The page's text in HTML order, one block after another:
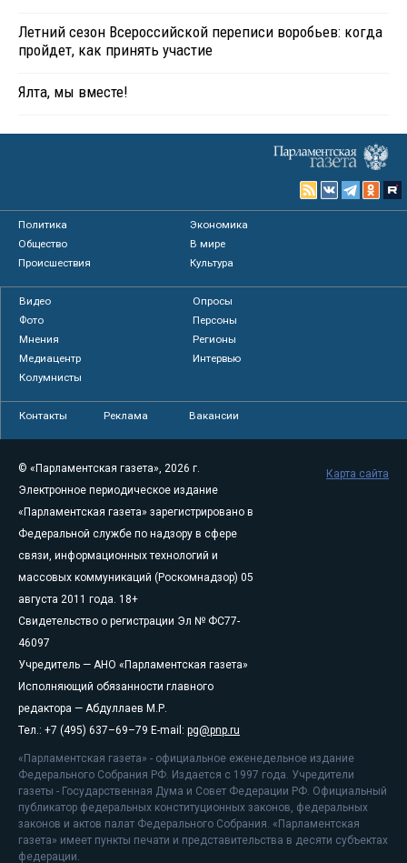
Летний сезон Всероссийской переписи воробьев: когда
пройдет, как принять участие
Ялта, мы вместе!
Политика
Экономика
Общество
В мире
Происшествия
Культура
Видео
Опросы
Фото
Персоны
Мнения
Регионы
Медиацентр
Интервью
Колумнисты
Контакты Реклама Вакансии
© «Парламентская газета», 2026 г.
Электронное периодическое издание
«Парламентская газета» зарегистрировано в
Федеральной службе по надзору в сфере
связи, информационных технологий и
массовых коммуникаций (Роскомнадзор) 05
августа 2011 года. 18+
Свидетельство о регистрации Эл № ФС77-
46097
Учредитель — АНО «Парламентская газета»
Исполняющий обязанности главного
редактора — Абдуллаев М.Р.
Тел.: +7 (495) 637–69–79 E-mail: pg@pnp.ru
«Парламентская газета» - официальное еженедельное издание
Федерального Собрания РФ. Издается с 1997 года. Учредители
газеты - Государственная Дума и Совет Федерации РФ. Официальный
публикатор федеральных конституционных законов, федеральных
законов и актов палат Федерального Собрания. «Парламентская
газета» имеет пункты печати и представительства в десяти субъектах
федерации.
Карта сайта